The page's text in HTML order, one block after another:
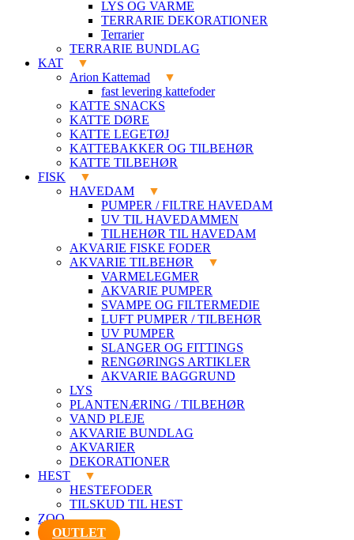
LYS OG VARME
TERRARIE DEKORATIONER
Terrarier
TERRARIE BUNDLAG
KAT
Arion Kattemad
fast levering kattefoder
KATTE SNACKS
KATTE DØRE
KATTE LEGETØJ
KATTEBAKKER OG TILBEHØR
KATTE TILBEHØR
FISK
HAVEDAM
PUMPER / FILTRE HAVEDAM
UV TIL HAVEDAMMEN
TILHEHØR TIL HAVEDAM
AKVARIE FISKE FODER
AKVARIE TILBEHØR
VARMELEGMER
AKVARIE PUMPER
SVAMPE OG FILTERMEDIE
LUFT PUMPER / TILBEHØR
UV PUMPER
SLANGER OG FITTINGS
RENGØRINGS ARTIKLER
AKVARIE BAGGRUND
LYS
PLANTENÆRING / TILBEHØR
VAND PLEJE
AKVARIE BUNDLAG
AKVARIER
DEKORATIONER
HEST
HESTEFODER
TILSKUD TIL HEST
ZOO
OUTLET